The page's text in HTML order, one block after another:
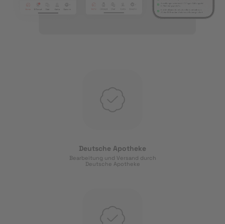
Deutsche Apotheke
Bearbeitung und Versand durch
Deutsche Apotheke